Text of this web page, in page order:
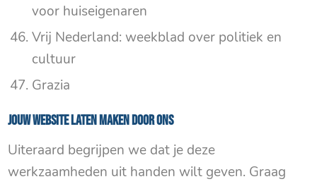
voor huiseigenaren
Vrij Nederland: weekblad over politiek en
cultuur
Grazia
Jouw website laten maken door ons
Uiteraard begrijpen we dat je deze
werkzaamheden uit handen wilt geven. Graag